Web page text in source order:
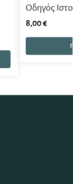
Οδηγός
8,00€